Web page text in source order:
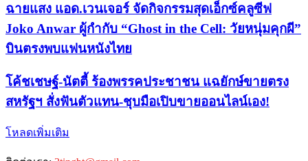
ฉายแสง แอด.เวนเจอร์ จัดกิจกรรมสุดเอ็กซ์คลูซีฟ
Joko Anwar ผู้กำกับ “Ghost in the Cell: วัยหนุ่มคุกผี”
บินตรงพบแฟนหนังไทย
​โค้ชเชษฐ์-นัตตี้ ร้องพรรคประชาชน แฉยักษ์ขายตรง
สหรัฐฯ สั่งฟันตัวแทน-ชุบมือเปิบขายออนไลน์เอง!
โหลดเพิ่มเติม